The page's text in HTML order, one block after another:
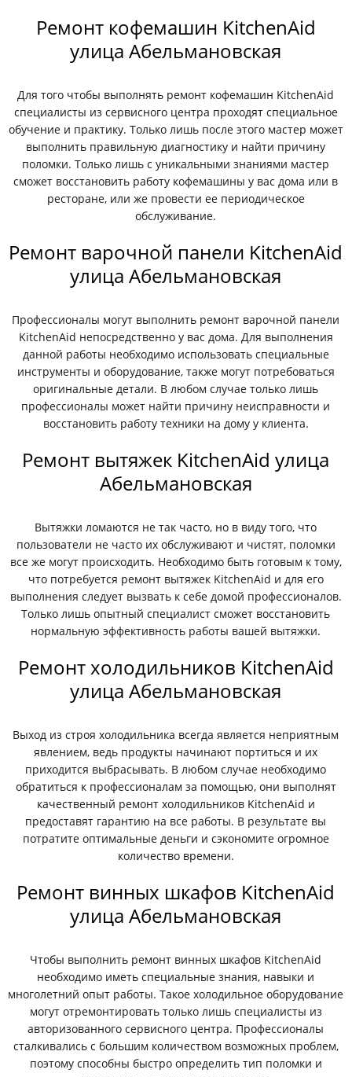
Ремонт кофемашин KitchenAid
улица Абельмановская
Для того чтобы выполнять ремонт кофемашин KitchenAid
специалисты из сервисного центра проходят специальное
обучение и практику. Только лишь после этого мастер может
выполнить правильную диагностику и найти причину
поломки. Только лишь с уникальными знаниями мастер
сможет восстановить работу кофемашины у вас дома или в
ресторане, или же провести ее периодическое
обслуживание.
Ремонт варочной панели KitchenAid
улица Абельмановская
Профессионалы могут выполнить ремонт варочной панели
KitchenAid непосредственно у вас дома. Для выполнения
данной работы необходимо использовать специальные
инструменты и оборудование, также могут потребоваться
оригинальные детали. В любом случае только лишь
профессионалы может найти причину неисправности и
восстановить работу техники на дому у клиента.
Ремонт вытяжек KitchenAid улица
Абельмановская
Вытяжки ломаются не так часто, но в виду того, что
пользователи не часто их обслуживают и чистят, поломки
все же могут происходить. Необходимо быть готовым к тому,
что потребуется ремонт вытяжек KitchenAid и для его
выполнения следует вызвать к себе домой профессионалов.
Только лишь опытный специалист сможет восстановить
нормальную эффективность работы вашей вытяжки.
Ремонт холодильников KitchenAid
улица Абельмановская
Выход из строя холодильника всегда является неприятным
явлением, ведь продукты начинают портиться и их
приходится выбрасывать. В любом случае необходимо
обратиться к профессионалам за помощью, они выполнят
качественный ремонт холодильников KitchenAid и
предоставят гарантию на все работы. В результате вы
потратите оптимальные деньги и сэкономите огромное
количество времени.
Ремонт винных шкафов KitchenAid
улица Абельмановская
Чтобы выполнить ремонт винных шкафов KitchenAid
необходимо иметь специальные знания, навыки и
многолетний опыт работы. Такое холодильное оборудование
могут отремонтировать только лишь специалисты из
авторизованного сервисного центра. Профессионалы
сталкивались с большим количеством возможных проблем,
поэтому способны быстро определить тип поломки и